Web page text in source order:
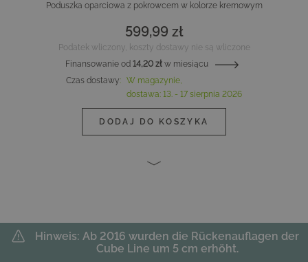
Poduszka oparciowa z pokrowcem w kolorze kremowym
599,99 zł
Podatek wliczony, koszty dostawy nie są wliczone
Finansowanie od 14,20 złw miesiącu
Czas dostawy: W magazynie,
dostawa: 13. - 17 sierpnia 2026
DODAJ DO KOSZYKA
Hinweis: Ab 2016 wurden die Rückenauflagen der
Cube Line um 5 cm erhöht.